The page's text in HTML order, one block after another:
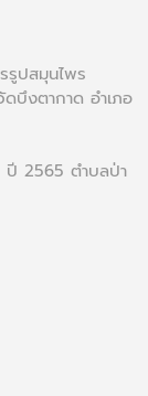
รูปสมุนไพร
บึงตากาด อำเภอ
ปี 2565 ตำบลป่า